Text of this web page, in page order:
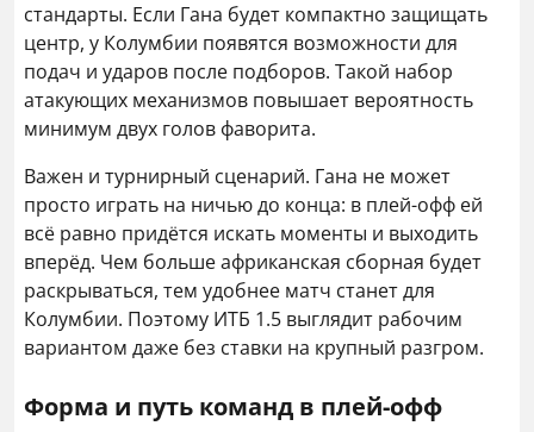
стандарты. Если Гана будет компактно защищать
центр, у Колумбии появятся возможности для
подач и ударов после подборов. Такой набор
атакующих механизмов повышает вероятность
минимум двух голов фаворита.
Важен и турнирный сценарий. Гана не может
просто играть на ничью до конца: в плей-офф ей
всё равно придётся искать моменты и выходить
вперёд. Чем больше африканская сборная будет
раскрываться, тем удобнее матч станет для
Колумбии. Поэтому ИТБ 1.5 выглядит рабочим
вариантом даже без ставки на крупный разгром.
Форма и путь команд в плей-офф